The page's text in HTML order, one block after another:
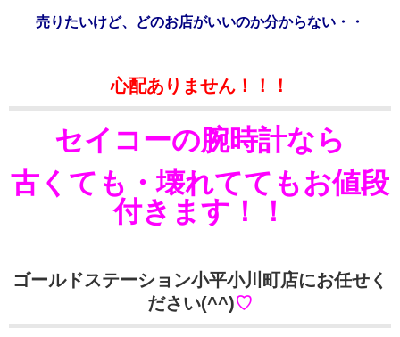
売りたいけど、どのお店がいいのか分からない・・
心配ありません！！！
セイコーの腕時計なら
古くても・壊れててもお値段
付きます！！
ゴールドステーション小平小川町店にお任せく
ださい(^^)♡